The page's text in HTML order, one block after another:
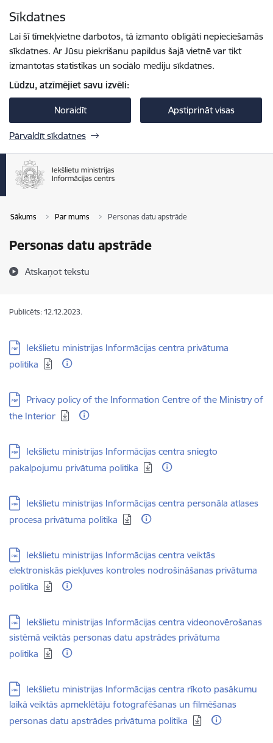
Sīkdatnes
Lai šī tīmekļvietne darbotos, tā izmanto obligāti nepieciešamās
sīkdatnes. Ar Jūsu piekrišanu papildus šajā vietnē var tikt
izmantotas statistikas un sociālo mediju sīkdatnes.
Lūdzu, atzīmējiet savu izvēli:
Noraidīt Apstiprināt visas
Pārvaldīt sīkdatnes
Sākums Par mums Personas datu apstrāde
Personas datu apstrāde
Atskaņot tekstu
Publicēts: 12.12.2023.
Lejupielādēt:
Iekšlietu ministrijas Informācijas centra privātuma
politika
Lejupielādēt:
Privacy policy of the Information Centre of the Ministry of
the Interior
Lejupielādēt:
Iekšlietu ministrijas Informācijas centra sniegto
pakalpojumu privātuma politika
Lejupielādēt:
Iekšlietu ministrijas Informācijas centra personāla atlases
procesa privātuma politika
Lejupielādēt:
Iekšlietu ministrijas Informācijas centra veiktās
elektroniskās piekļuves kontroles nodrošināšanas privātuma
politika
Lejupielādēt:
Iekšlietu ministrijas Informācijas centra videonovērošanas
sistēmā veiktās personas datu apstrādes privātuma
politika
Lejupielādēt:
Iekšlietu ministrijas Informācijas centra rīkoto pasākumu
laikā veiktās apmeklētāju fotografēšanas un filmēšanas
personas datu apstrādes privātuma politika